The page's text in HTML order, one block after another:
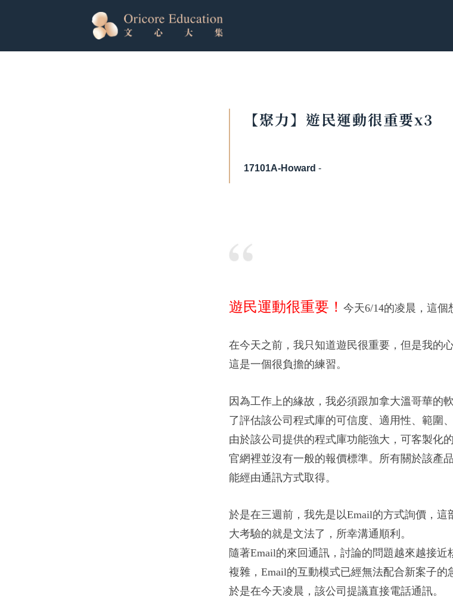
【聚力】遊民運動很重要x3
17101A-Howard -
遊民運動很重要！ 今天6/14的凌晨，這個
在今天之前，我只知道遊民很重要，但是我的
這是一個很負擔的練習。
因為工作上的緣故，我必須跟加拿大溫哥華的
了評估該公司程式庫的可信度、適用性、範圍
由於該公司提供的程式庫功能強大，可客製化
官網裡並沒有一般的報價標準。所有關於該產
能經由通訊方式取得。
於是在三週前 ，我先是以Email的方式詢價，
大考驗的就是文法了， 所幸溝通順利。
隨著Email的來回通訊，討論的問題越來越接近
複雜，Email的互動模式已經無法配合新案子的
於是在今天凌晨，該公司提議直接電話通訊。